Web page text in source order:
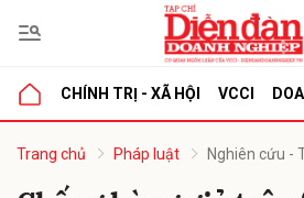
CHÍNH TRỊ - XÃ HỘI VCCI
Trang chủ Pháp luật Nghiên cứu -
luận